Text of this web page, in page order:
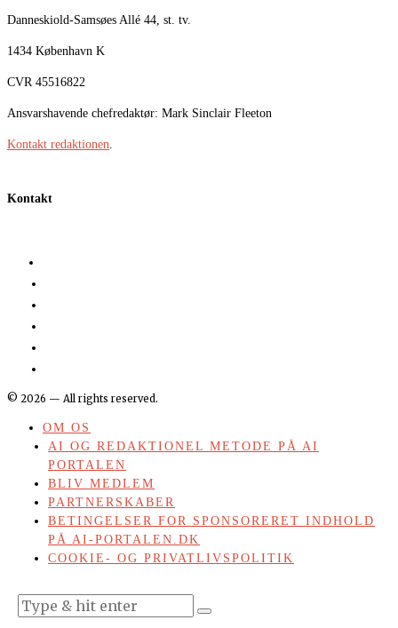
Danneskiold-Samsøes Allé 44, st. tv.
1434 København K
CVR 45516822
Ansvarshavende chefredaktør: Mark Sinclair Fleeton
Kontakt redaktionen
Kontakt
© 2026 — All rights reserved.
OM OS
AI OG REDAKTIONEL METODE PÅ AI
PORTALEN
BLIV MEDLEM
PARTNERSKABER
BETINGELSER FOR SPONSORERET INDHOLD
PÅ AI-PORTALEN.DK
COOKIE- OG PRIVATLIVSPOLITIK